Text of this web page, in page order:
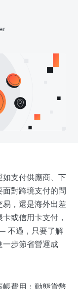
支付供應商、下
對跨境支付的問
易，還是海外出差
或信用卡支付，
不過，只要了解
一步節省營運成
費用：動態貨幣